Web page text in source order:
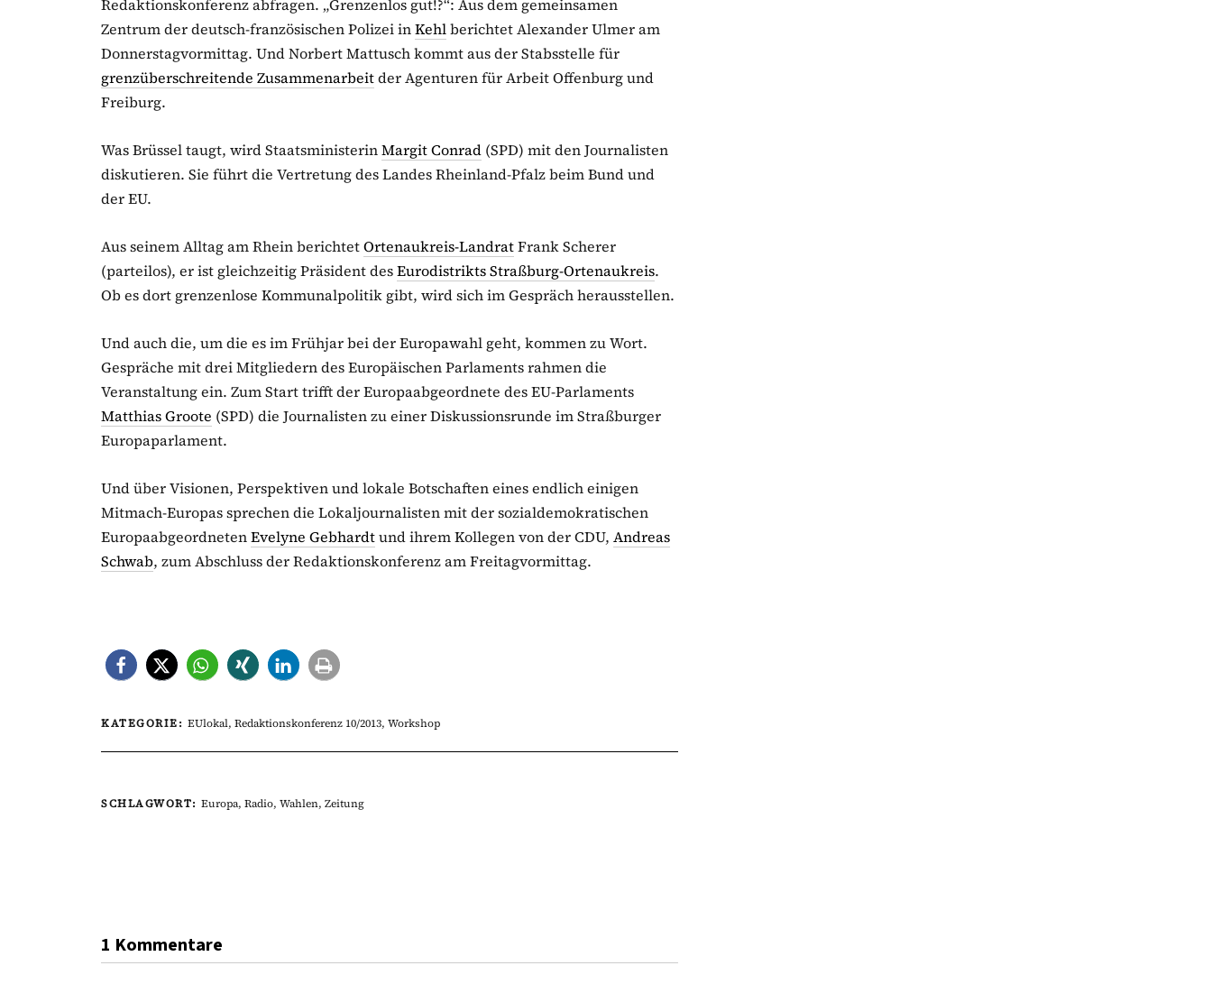
Redaktionskonferenz abfragen. „Grenzenlos gut!?“: Aus dem gemeinsamen
Zentrum der deutsch-französischen Polizei inKehlberichtet Alexander Ulmer am
Donnerstagvormittag. Und Norbert Mattusch kommt aus der Stabsstelle für
grenzüberschreitende Zusammenarbeitder Agenturen für Arbeit Offenburg und
Freiburg.
Was Brüssel taugt, wird StaatsministerinMargit Conrad (SPD) mit den Journalisten
diskutieren. Sie führt die Vertretung des Landes Rheinland-Pfalz beim Bund und
der EU.
Aus seinem Alltag am Rhein berichtetOrtenaukreis-LandratFrank Scherer
(parteilos), er ist gleichzeitig Präsident desEurodistrikts Straßburg-Ortenaukreis.
Ob es dort grenzenlose Kommunalpolitik gibt, wird sich im Gespräch herausstellen.
Und auch die, um die es im Frühjar bei der Europawahl geht, kommen zu Wort.
Gespräche mit drei Mitgliedern des Europäischen Parlaments rahmen die
Veranstaltung ein. Zum Start trifft der Europaabgeordnete des EU-Parlaments
Matthias Groote (SPD) die Journalisten zu einer Diskussionsrunde im Straßburger
Europaparlament.
Und über Visionen, Perspektiven und lokale Botschaften eines endlich einigen
Mitmach-Europas sprechen die Lokaljournalisten mit der sozialdemokratischen
EuropaabgeordnetenEvelyne Gebhardtund ihrem Kollegen von der CDU, Andreas
Schwab, zum Abschluss der Redaktionskonferenz am Freitagvormittag.
KATEGORIE: EUlokal, Redaktionskonferenz 10/2013, Workshop
SCHLAGWORT: Europa, Radio, Wahlen, Zeitung
1 Kommentare